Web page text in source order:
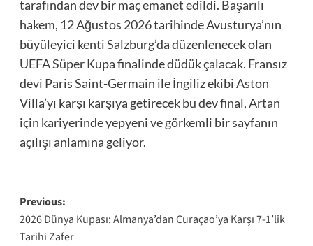
tarafından dev bir maç emanet edildi. Başarılı
hakem, 12 Ağustos 2026 tarihinde Avusturya’nın
büyüleyici kenti Salzburg’da düzenlenecek olan
UEFA Süper Kupa finalinde düdük çalacak. Fransız
devi Paris Saint-Germain ile İngiliz ekibi Aston
Villa’yı karşı karşıya getirecek bu dev final, Artan
için kariyerinde yepyeni ve görkemli bir sayfanın
açılışı anlamına geliyor.
Post
navigation
Previous:
2026 Dünya Kupası: Almanya’dan Curaçao’ya Karşı 7-1’lik
Tarihi Zafer